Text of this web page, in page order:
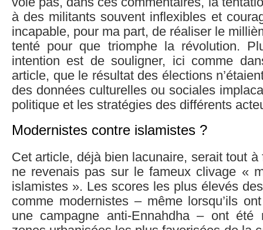
à des militants souvent inflexibles et
incapable, pour ma part, de réaliser le
tenté pour que triomphe la révolution.
intention est de souligner, ici comme
article, que le résultat des élections
des données culturelles ou sociales
politique et les stratégies des différents
Modernistes contre islamistes ?
Cet article, déjà bien lacunaire, serait tout
ne revenais pas sur le fameux clivage «
islamistes ». Les scores les plus élevés
comme modernistes – même lorsqu’ils
une campagne anti-Ennahdha – ont été